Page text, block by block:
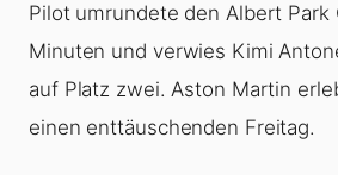
Pilot umrundete den Albert Park
Minuten und verwies Kimi
auf Platz zwei. Aston Martin
einen enttäuschenden Freitag.